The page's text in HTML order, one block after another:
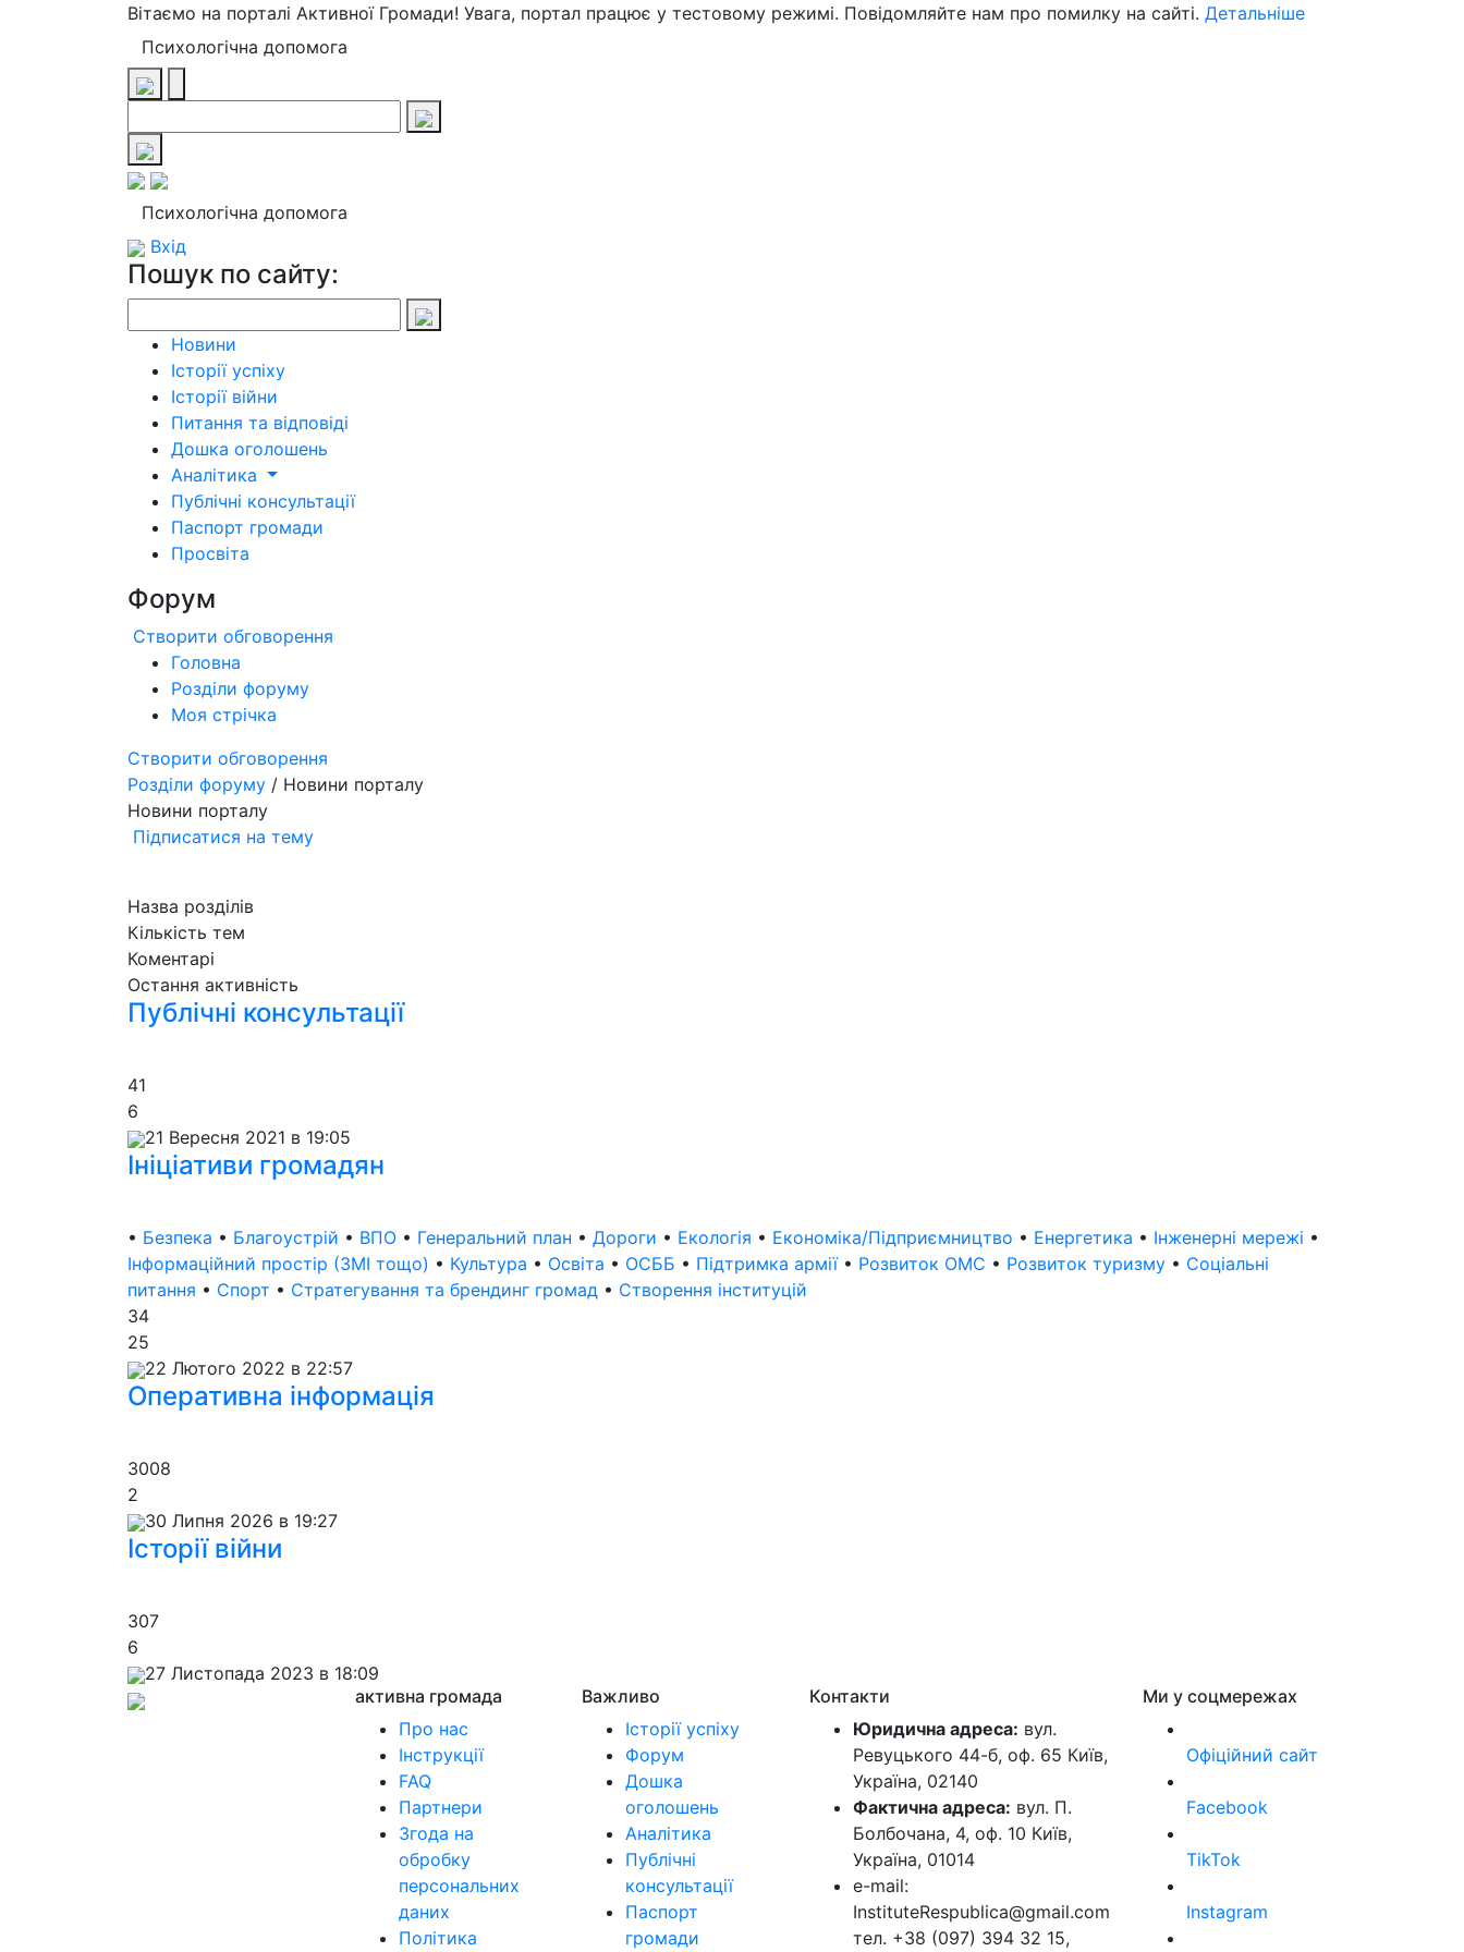
Вітаємо на порталі Активної Громади! Увага, портал працює у тестовому режимі. Повідомляйте нам про помилку на сайті. Детальніше
Психологічна допомога
Психологічна допомога
Вхід
Пошук по сайту:
Новини
Історії успіху
Історії війни
Питання та відповіді
Дошка оголошень
Аналітика
Публічні консультації
Паспорт громади
Просвіта
Форум
Створити обговорення
Головна
Розділи форуму
Моя стрічка
Створити обговорення
Розділи форуму / Новини порталу
Новини порталу
Підписатися на тему
Назва розділів
Кількість тем
Коментарі
Остання активність
Публічні консультації
41
6
21 Вересня 2021 в 19:05
Ініціативи громадян
• Безпека • Благоустрій • ВПО • Генеральний план • Дороги • Екологія • Економіка/Підприємництво • Енергетика • Інженерні мережі •
Інформаційний простір (ЗМІ тощо) • Культура • Освіта • ОСББ • Підтримка армії • Розвиток ОМС • Розвиток туризму • Соціальні
питання • Спорт • Стратегування та брендинг громад • Створення інституцій
34
25
22 Лютого 2022 в 22:57
Оперативна інформація
3008
2
30 Липня 2026 в 19:27
Історії війни
307
6
27 Листопада 2023 в 18:09
активна громада
Про нас
Інструкції
FAQ
Партнери
Згода на
обробку
персональних
даних
Політика
Важливо
Історії успіху
Форум
Дошка
оголошень
Аналітика
Публічні
консультації
Паспорт
громади
Контакти
Юридична адреса: вул.
Ревуцького 44-б, оф. 65 Київ,
Україна, 02140
Фактична адреса: вул. П.
Болбочана, 4, оф. 10 Київ,
Україна, 01014
e-mail:
InstituteRespublica@gmail.com
тел. +38 (097) 394 32 15,
Ми у соцмережах
Офіційний сайт
Facebook
TikTok
Instagram